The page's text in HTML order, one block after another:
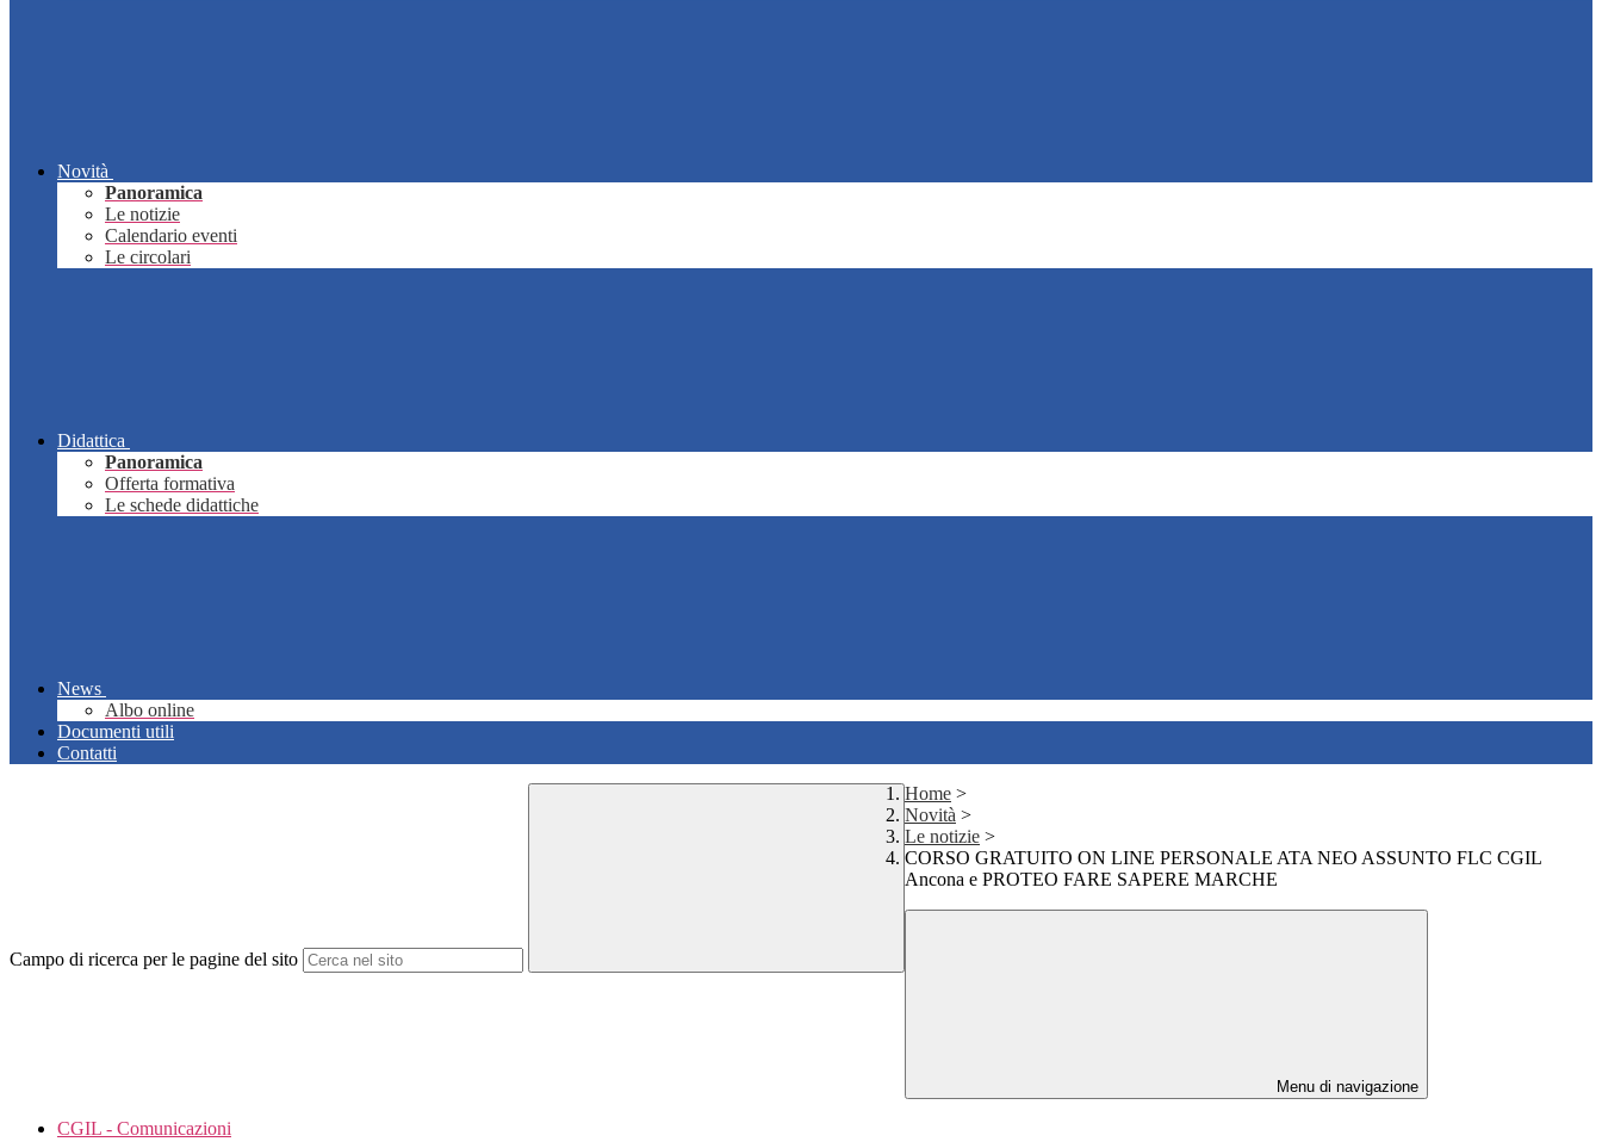
Novità
Panoramica
Le notizie
Calendario eventi
Le circolari
Didattica
Panoramica
Offerta formativa
Le schede didattiche
News
Albo online
Documenti utili
Contatti
Campo di ricerca per le pagine del sito
Home >
Novità >
Le notizie >
CORSO GRATUITO ON LINE PERSONALE ATA NEO ASSUNTO FLC CGIL
Ancona e PROTEO FARE SAPERE MARCHE
Menu di navigazione
CGIL - Comunicazioni